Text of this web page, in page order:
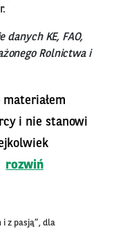
danych KE, FAO,
Rolnictwa i
i nie stanowi
rozwiń
z pasją”, dla